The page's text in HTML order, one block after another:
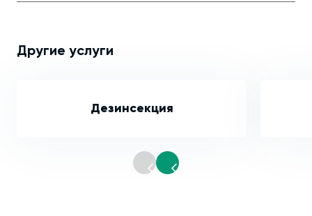
Другие услуги
Дезинсекция